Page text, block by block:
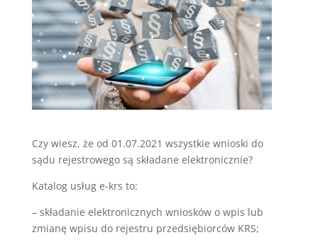
Czy wiesz, że od 01.07.2021 wszystkie wnioski do
sądu rejestrowego są składane elektronicznie?
Katalog usług e-krs to:
– składanie elektronicznych wniosków o wpis lub
zmianę wpisu do rejestru przedsiębiorców KRS;